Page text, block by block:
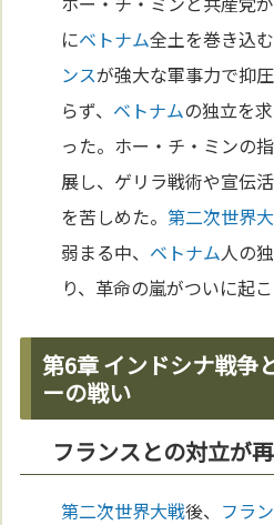
にベトナム全土を巻き込
ンスが強大な軍事力で抑
らず、 ベトナムの独立を
った。ホー・チ・ミンの
展し、ゲリラ戦術や宣伝
を苦しめた。第二次世界
弱まる中、 ベトナム人の
り、革命の嵐がついに起
第6章 インドシナ戦争
ーの戦い
フランスとの対立が
第二次世界大戦後、 フラ